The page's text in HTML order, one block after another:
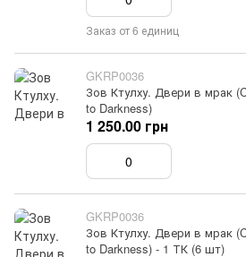
Заказ от 6 единиц
GKRP0036
Зов Ктулху. Двери в мрак
to Darkness)
1 250.00 грн
GKRP0036
Зов Ктулху. Двери в мрак
to Darkness) - 1 ТК (6 шт)